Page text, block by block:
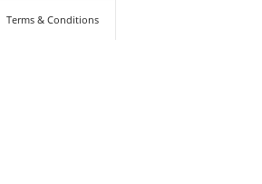
Terms & Conditions